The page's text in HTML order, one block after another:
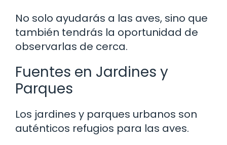
No solo ayudarás a las aves, sino que
también tendrás la oportunidad de
observarlas de cerca.
Fuentes en Jardines y
Parques
Los jardines y parques urbanos son
auténticos refugios para las aves.